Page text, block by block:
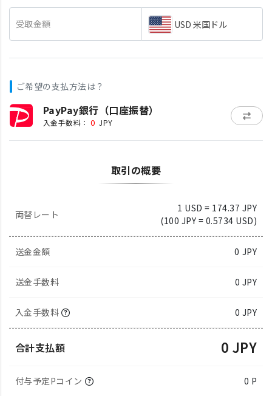
受取金額 USD 米国ドル
ご希望の支払方法は？
PayPay銀行（口座振替）
入金手数料： 0 JPY
取引の概要
両替レート
1 USD = 174.37 JPY
(100 JPY = 0.5734 USD)
送金金額 0 JPY
送金手数料 0 JPY
入金手数料 0 JPY
合計支払額 0 JPY
付与予定Pコイン 0 P